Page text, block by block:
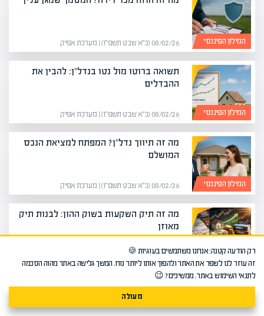
המילון הפיננסי 08/02/26 (כ״א שבט תשפ״ו) | מערכת אפיק
המילון הפיננסי
תשואה ברוטו מול נטו בנדל"ן: להבין את
ההבדלים
08/02/26 (כ״א שבט תשפ״ו) | מערכת אפיק
המילון הפיננסי
מה זה תיווך נדל"ן? המפתח למציאת הנכס
המושלם
08/02/26 (כ״א שבט תשפ״ו) | מערכת אפיק
המילון הפיננסי
מה זה תיק השקעות בשוק ההון: לבנות תיק
מאוזן
מה זה תמ"א 38? חיזוק ובינוי מחדש
רק הודעה קטנה: אנחנו משתמשים בעוגיות 🍪
זה עוזר לנו לשפר את האתר ולהפוך אותו ליותר נוח. המשך גלישה באתר מהוה הסכמה
לתנאי השימוש באתר. ממשיכים? 😉
מעולה